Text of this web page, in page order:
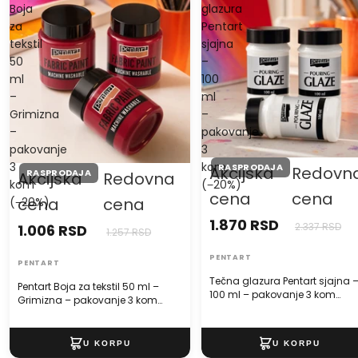
Boja
za
tekstil
50
ml
–
Grimizna
–
pakovanje
3
kom
(−20%)
RASPRODAJA
Pentart Boja za tekstil 50 ml –
Grimizna – pakovanje 3 kom
Akcijska
cena
1.006 RSD
Redovna
cena
1.257 RSD
PENTART
glazura
Pentart
sjajna
–
100
ml
–
pakovanje
3
kom
(−20%)
RASPRODAJA
Tečna glazura Pentart sjajna –
100 ml – pakovanje 3 kom
Akcijska
cena
1.870 RSD
cena
2.337 RSD
PENTART